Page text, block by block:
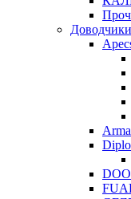
Доводчики